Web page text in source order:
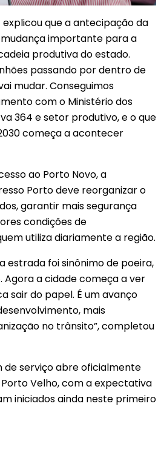
que a antecipação da
importante para a
produtiva do estado.
passando por dentro de
mudar. Conseguimos
com o Ministério dos
364 e setor produtivo, e o que
começa a acontecer
ao Porto Novo, a
Porto deve reorganizar o
garantir mais segurança
condições de
utiliza diariamente a região.
estrada foi sinônimo de poeira,
Agora a cidade começa a ver
sair do papel. É um avanço
mais
no trânsito”, completou
de serviço abre oficialmente
Velho, com a expectativa
iniciados ainda neste primeiro